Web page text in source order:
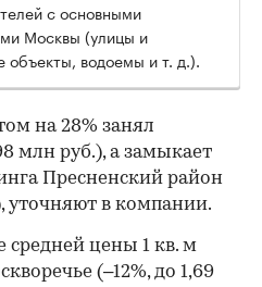
с основными
Москвы (улицы и
объекты, водоемы и т. д.).
на 28% занял
млн руб.), а замыкает
Пресненский район
уточняют в компании.
цены 1 кв. м
(–12%, до 1,69